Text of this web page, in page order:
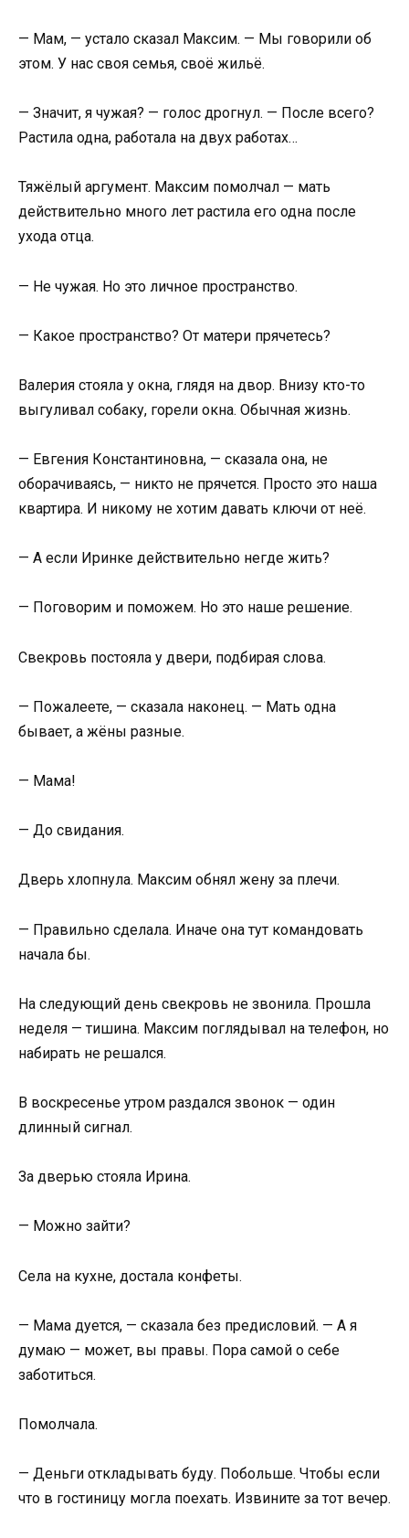
— Мам, — устало сказал Максим. — Мы говорили об
этом. У нас своя семья, своё жильё.
— Значит, я чужая? — голос дрогнул. — После всего?
Растила одна, работала на двух работах…
Тяжёлый аргумент. Максим помолчал — мать
действительно много лет растила его одна после
ухода отца.
— Не чужая. Но это личное пространство.
— Какое пространство? От матери прячетесь?
Валерия стояла у окна, глядя на двор. Внизу кто-то
выгуливал собаку, горели окна. Обычная жизнь.
— Евгения Константиновна, — сказала она, не
оборачиваясь, — никто не прячется. Просто это наша
квартира. И никому не хотим давать ключи от неё.
— А если Иринке действительно негде жить?
— Поговорим и поможем. Но это наше решение.
Свекровь постояла у двери, подбирая слова.
— Пожалеете, — сказала наконец. — Мать одна
бывает, а жёны разные.
— Мама!
— До свидания.
Дверь хлопнула. Максим обнял жену за плечи.
— Правильно сделала. Иначе она тут командовать
начала бы.
На следующий день свекровь не звонила. Прошла
неделя — тишина. Максим поглядывал на телефон, но
набирать не решался.
В воскресенье утром раздался звонок — один
длинный сигнал.
За дверью стояла Ирина.
— Можно зайти?
Села на кухне, достала конфеты.
— Мама дуется, — сказала без предисловий. — А я
думаю — может, вы правы. Пора самой о себе
заботиться.
Помолчала.
— Деньги откладывать буду. Побольше. Чтобы если
что в гостиницу могла поехать. Извините за тот вечер.